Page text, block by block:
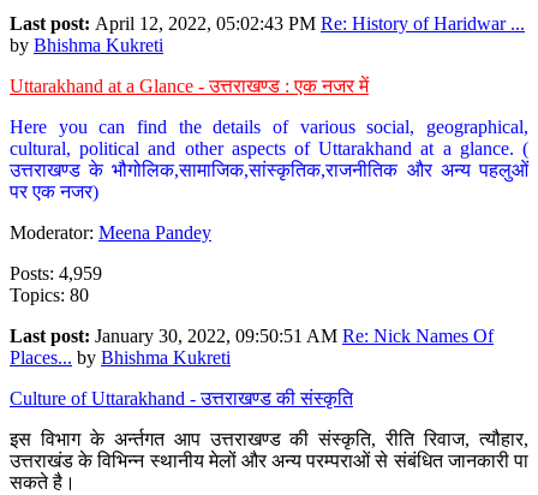
Last post: April 12, 2022, 05:02:43 PM Re: History of Haridwar ...
by Bhishma Kukreti
Uttarakhand at a Glance - उत्तराखण्ड : एक नजर में
Here you can find the details of various social, geographical,
cultural, political and other aspects of Uttarakhand at a glance. (
उत्तराखण्ड के भौगोलिक,सामाजिक,सांस्कृतिक,राजनीतिक और अन्य पहलुओं
पर एक नजर)
Moderator: Meena Pandey
Posts: 4,959
Topics: 80
Last post: January 30, 2022, 09:50:51 AM Re: Nick Names Of
Places... by Bhishma Kukreti
Culture of Uttarakhand - उत्तराखण्ड की संस्कृति
इस विभाग के अर्न्तगत आप उत्तराखण्ड की संस्कृति, रीति रिवाज, त्यौहार,
उत्तराखंड के विभिन्न स्थानीय मेलों और अन्य परम्पराओं से संबंधित जानकारी पा
सकते है।